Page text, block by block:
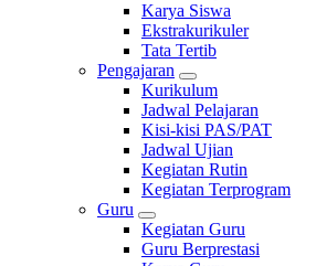
Karya Siswa
Ekstrakurikuler
Tata Tertib
Pengajaran
Kurikulum
Jadwal Pelajaran
Kisi-kisi PAS/PAT
Jadwal Ujian
Kegiatan Rutin
Kegiatan Terprogram
Guru
Kegiatan Guru
Guru Berprestasi